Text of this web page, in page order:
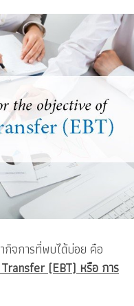
จการที่พบได้บ่อย คือ
(EBT) หรือ การ